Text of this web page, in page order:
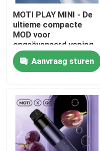
Producten
Videos
MOTI PLAY MINI - De
ultieme compacte
MOD voor
ongeëvenaard vaping
gemak en prestaties
Aanvraag sturen